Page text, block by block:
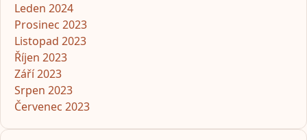
Leden 2024
Prosinec 2023
Listopad 2023
Říjen 2023
Září 2023
Srpen 2023
Červenec 2023